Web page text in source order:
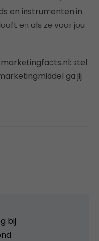
en instrumenten in
en als ze voor jou
stel
ga jij
bij